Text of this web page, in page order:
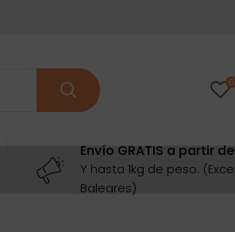
0
Envío GRATIS a partir
Y hasta 1kg de peso.
Baleares)